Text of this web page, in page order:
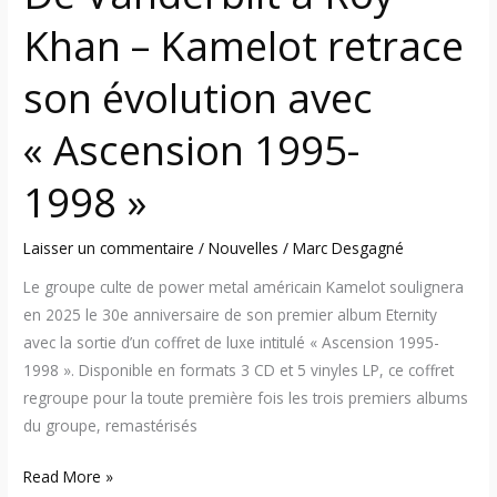
Khan – Kamelot retrace
son évolution avec
« Ascension 1995-
1998 »
Laisser un commentaire /Nouvelles /Marc Desgagné
Le groupe culte de power metal américain Kamelot soulignera
en 2025 le 30e anniversaire de son premier album Eternity
avec la sortie d’un coffret de luxe intitulé « Ascension 1995-
1998 ». Disponible en formats 3 CD et 5 vinyles LP, ce coffret
regroupe pour la toute première fois les trois premiers albums
du groupe, remastérisés
1998 »
Read More »